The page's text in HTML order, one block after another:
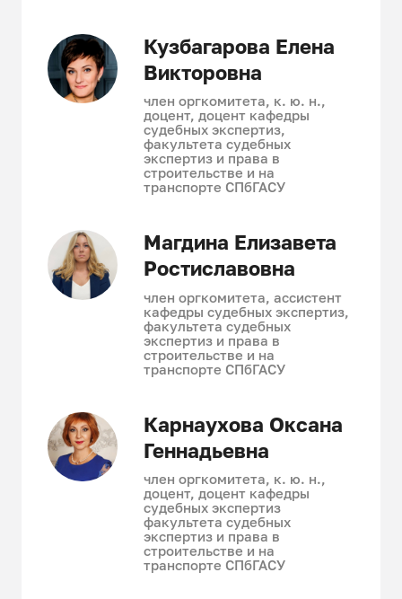
Кузбагарова Елена
Викторовна
член оргкомитета, к. ю. н.,
доцент, доцент кафедры
судебных экспертиз,
факультета судебных
экспертиз и права в
строительстве и на
транспорте СПбГАСУ
Магдина Елизавета
Ростиславовна
член оргкомитета, ассистент
кафедры судебных экспертиз,
факультета судебных
экспертиз и права в
строительстве и на
транспорте СПбГАСУ
Карнаухова Оксана
Геннадьевна
член оргкомитета, к. ю. н.,
доцент, доцент кафедры
судебных экспертиз
факультета судебных
экспертиз и права в
строительстве и на
транспорте СПбГАСУ